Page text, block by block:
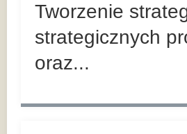
Tworzenie
strategicznych
oraz...